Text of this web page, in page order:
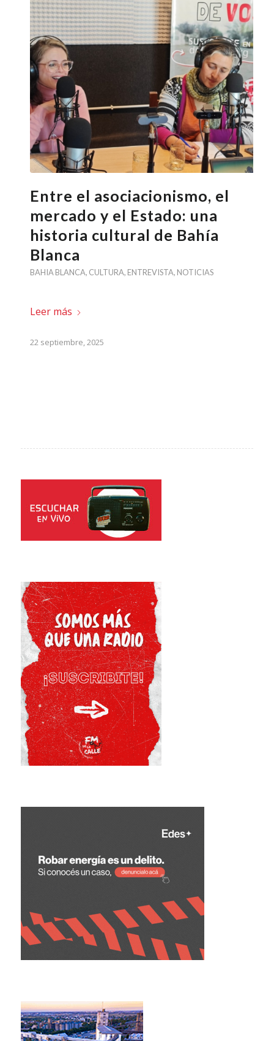
Entre el asociacionismo, el
mercado y el Estado: una
historia cultural de Bahía
Blanca
BAHIA BLANCA, CULTURA, ENTREVISTA, NOTICIAS
Leer más
22 septiembre, 2025